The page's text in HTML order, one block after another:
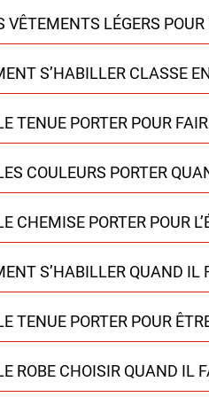
VÊTEMENTS LÉGERS POUR
S’HABILLER CLASSE
TENUE PORTER POUR
COULEURS PORTER
CHEMISE PORTER POUR
S’HABILLER QUAND
TENUE PORTER POUR
ROBE CHOISIR QUAND IL